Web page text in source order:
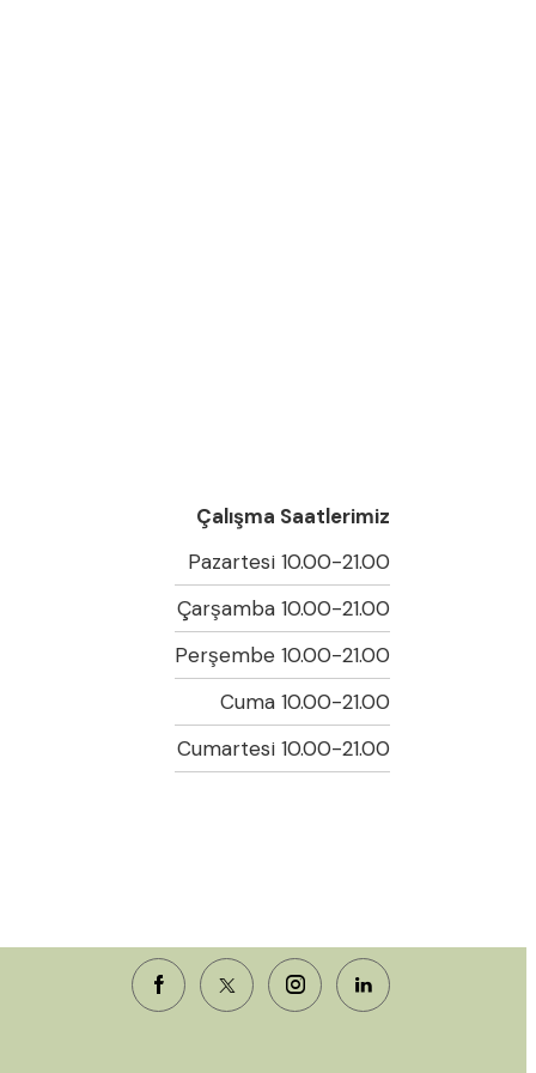
Çalışma Saatlerimiz
Pazartesi 10.00-21.00
Çarşamba 10.00-21.00
Perşembe 10.00-21.00
Cuma 10.00-21.00
Cumartesi 10.00-21.00